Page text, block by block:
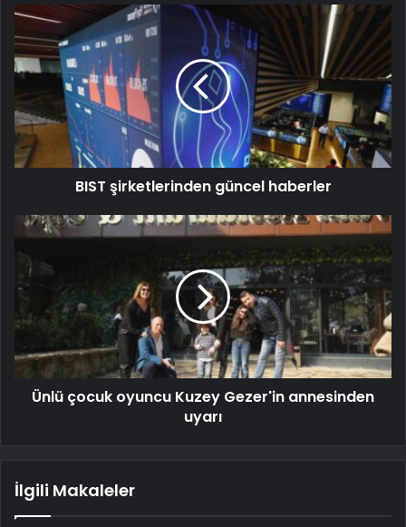
BIST şirketlerinden güncel haberler
Ünlü çocuk oyuncu Kuzey Gezer'in annesinden
uyarı
İlgili Makaleler